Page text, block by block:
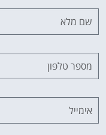
לחצו